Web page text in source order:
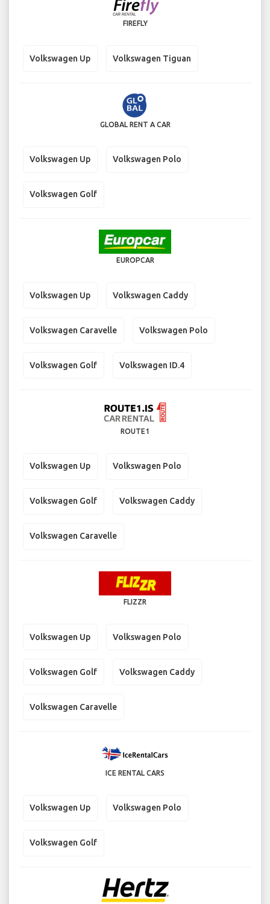
FIREFLY
Volkswagen Up Volkswagen Tiguan
GLOBAL RENT A CAR
Volkswagen Up Volkswagen Polo
Volkswagen Golf
EUROPCAR
Volkswagen Up Volkswagen Caddy
Volkswagen Caravelle Volkswagen Polo
Volkswagen Golf Volkswagen ID.4
ROUTE1
Volkswagen Up Volkswagen Polo
Volkswagen Golf Volkswagen Caddy
Volkswagen Caravelle
FLIZZR
Volkswagen Up Volkswagen Polo
Volkswagen Golf Volkswagen Caddy
Volkswagen Caravelle
ICE RENTAL CARS
Volkswagen Up Volkswagen Polo
Volkswagen Golf